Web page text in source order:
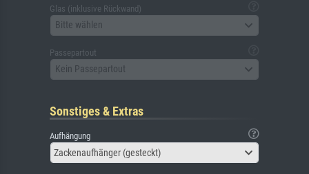
Glas (inklusive Rückwand)
Bitte wählen
Passepartout
Kein Passepartout
Sonstiges & Extras
Aufhängung
Zackenaufhänger (gesteckt)